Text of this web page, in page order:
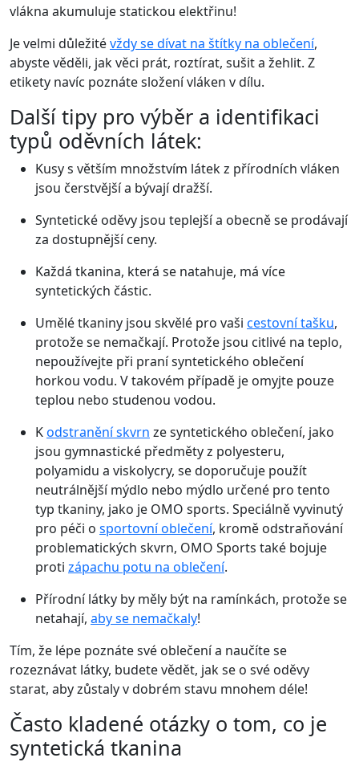
vlákna akumuluje statickou elektřinu!
Je velmi důležitévždy se dívat na štítky na oblečení,
abyste věděli, jak věci prát, roztírat, sušit a žehlit. Z
etikety navíc poznáte složení vláken v dílu.
Další tipy pro výběr a identifikaci
typů oděvních látek:
Kusy s větším množstvím látek z přírodních vláken
jsou čerstvější a bývají dražší.
Syntetické oděvy jsou teplejší a obecně se prodávají
za dostupnější ceny.
Každá tkanina, která se natahuje, má více
syntetických částic.
Umělé tkaniny jsou skvělé pro vaši cestovní tašku,
protože se nemačkají. Protože jsou citlivé na teplo,
nepoužívejte při praní syntetického oblečení
horkou vodu. V takovém případě je omyjte pouze
teplou nebo studenou vodou.
Kodstranění skvrn ze syntetického oblečení, jako
jsou gymnastické předměty z polyesteru,
polyamidu a viskolycry, se doporučuje použít
neutrálnější mýdlo nebo mýdlo určené pro tento
typ tkaniny, jako je OMO sports. Speciálně vyvinutý
pro péči o sportovní oblečení, kromě odstraňování
problematických skvrn, OMO Sports také bojuje
proti zápachu potu na oblečení.
Přírodní látky by měly být na ramínkách, protože se
netahají, aby se nemačkaly!
Tím, že lépe poznáte své oblečení a naučíte se
rozeznávat látky, budete vědět, jak se o své oděvy
starat, aby zůstaly v dobrém stavu mnohem déle!
Často kladené otázky o tom, co je
syntetická tkanina